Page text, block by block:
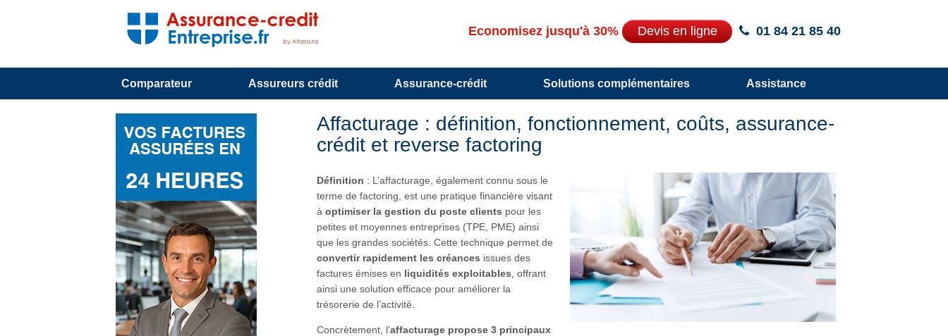
Economisez jusqu'à 30% Devis en ligne 01 84 21 85 40
Comparateur Assureurs crédit Assurance-crédit Solutions complémentaires Assistance
Affacturage : définition, fonctionnement, coûts, assurance-
crédit et reverse factoring
Définition : L’affacturage, également connu sous le
terme de factoring, est une pratique financière visant
à optimiser la gestion du poste clients pour les
petites et moyennes entreprises (TPE, PME) ainsi
que les grandes sociétés. Cette technique permet de
convertir rapidement les créances issues des
factures émises en liquidités exploitables , offrant
ainsi une solution efficace pour améliorer la
trésorerie de l’activité.
Concrètement, l’affacturage propose 3 principaux